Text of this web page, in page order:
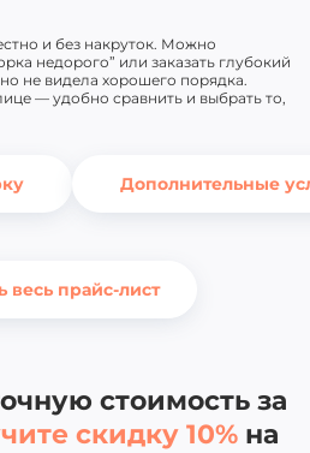
и без накруток. Можно
недорого” или заказать глубокий
не видела хорошего порядка.
— удобно сравнить и выбрать то,
Дополнительные
весь прайс-лист
стоимость за
скидку 10% на